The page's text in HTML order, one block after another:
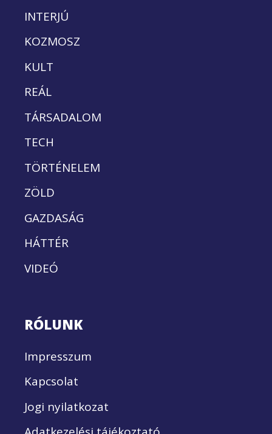
INTERJÚ
KOZMOSZ
KULT
REÁL
TÁRSADALOM
TECH
TÖRTÉNELEM
ZÖLD
GAZDASÁG
HÁTTÉR
VIDEÓ
RÓLUNK
Impresszum
Kapcsolat
Jogi nyilatkozat